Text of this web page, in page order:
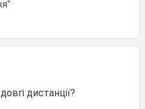
дистанції?